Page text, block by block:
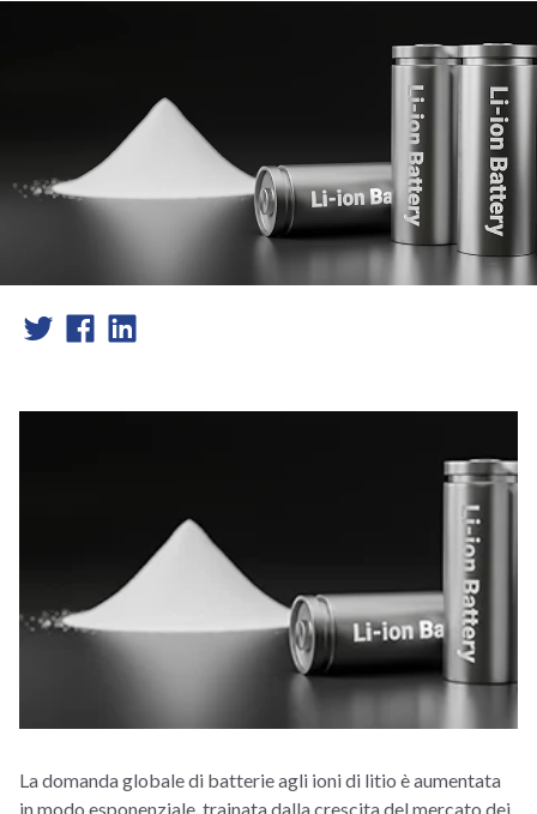
La domanda globale di batterie agli ioni di litio è aumentata
in modo esponenziale, trainata dalla crescita del mercato dei